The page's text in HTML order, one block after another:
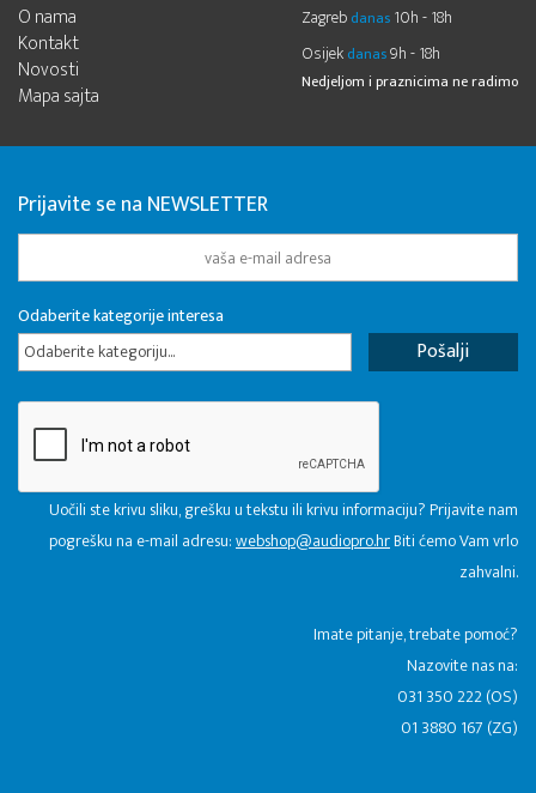
O nama
Kontakt
Novosti
Mapa sajta
Zagreb danas 10h - 18h
Osijek danas9h - 18h
Nedjeljom i praznicima ne radimo
Prijavite se na NEWSLETTER
Odaberite kategorije interesa
Odaberite kategoriju...
Uočili ste krivu sliku, grešku u tekstu ili krivu informaciju? Prijavite nam
pogrešku na e-mail adresu:webshop@audiopro.hrBiti ćemo Vam vrlo
zahvalni.
​Imate pitanje, trebate pomoć?
Nazovite nas na:
031 350 222 (OS)
01 3880 167 (ZG)